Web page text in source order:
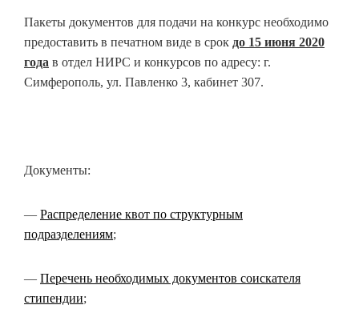
Пакеты документов для подачи на конкурс необходимо
предоставить в печатном виде в срок до 15 июня 2020
года в отдел НИРС и конкурсов по адресу: г.
Симферополь, ул. Павленко 3, кабинет 307.
Документы:
— Распределение квот по структурным
подразделениям;
— Перечень необходимых документов соискателя
стипендии;